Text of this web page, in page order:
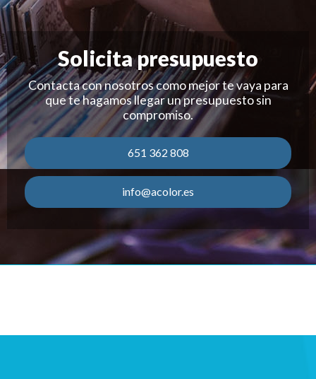
Solicita presupuesto
Contacta con nosotros como mejor te vaya para
que te hagamos llegar un presupuesto sin
compromiso.
651 362 808
info@acolor.es